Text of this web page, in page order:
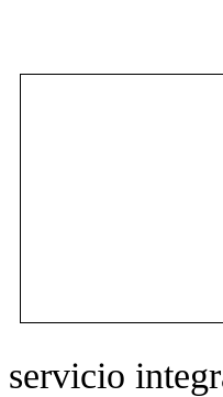
servicio